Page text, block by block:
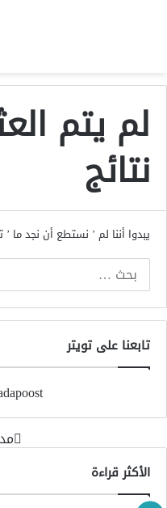
لم يتم
نتائج
يبدوا أننا لم ’ نستطع أن نجد
تابعنا على تويتر
الأكثر قراءة